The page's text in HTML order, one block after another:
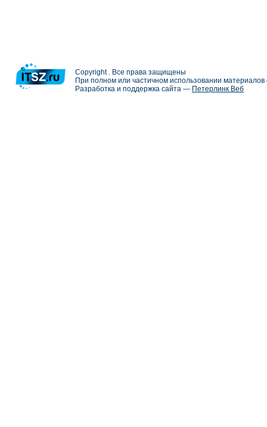
Copyright . Все права защищены
При полном или частичном использовании
Разработка и поддержка сайта — Петерлинк Веб